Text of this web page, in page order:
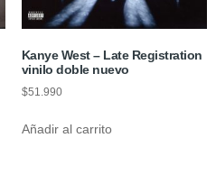
Kanye West – Late Registration
vinilo doble nuevo
$51.990
Añadir al carrito